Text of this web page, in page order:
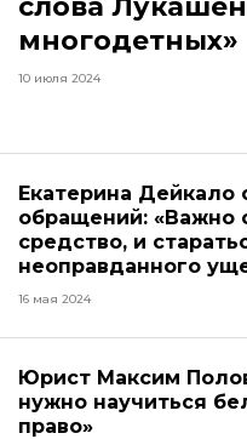
многодетных»
10 июля 2024
Екатерина Дейкало
обращений: «Важно
средство, и
неоправданного
16 мая 2024
Юрист Максим
нужно научиться
право»